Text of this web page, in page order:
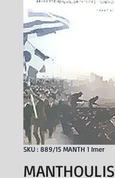
SKU : 889/15 MANTH 1 Imer
MANTHOULIS